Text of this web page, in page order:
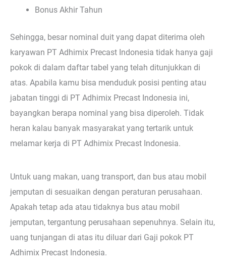
Bonus Akhir Tahun
Sehingga, besar nominal duit yang dapat diterima oleh
karyawan PT Adhimix Precast Indonesia tidak hanya gaji
pokok di dalam daftar tabel yang telah ditunjukkan di
atas. Apabila kamu bisa menduduk posisi penting atau
jabatan tinggi di PT Adhimix Precast Indonesia ini,
bayangkan berapa nominal yang bisa diperoleh. Tidak
heran kalau banyak masyarakat yang tertarik untuk
melamar kerja di PT Adhimix Precast Indonesia.
Untuk uang makan, uang transport, dan bus atau mobil
jemputan di sesuaikan dengan peraturan perusahaan.
Apakah tetap ada atau tidaknya bus atau mobil
jemputan, tergantung perusahaan sepenuhnya. Selain itu,
uang tunjangan di atas itu diluar dari Gaji pokok PT
Adhimix Precast Indonesia.